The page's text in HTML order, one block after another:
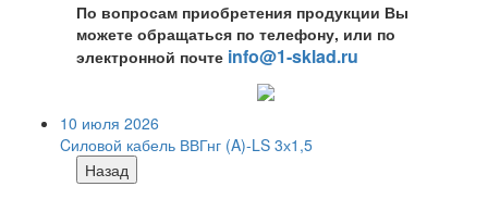
По вопросам приобретения продукции Вы
можете обращаться по телефону, или по
электронной почте info@1-sklad.ru
10 июля 2026
Cиловой кабель ВВГнг (A)-LS 3х1,5
Назад